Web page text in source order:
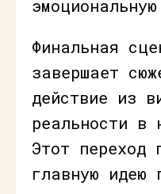
Финальная
завершает
действие из
реальности в
Этот переход
главную идею